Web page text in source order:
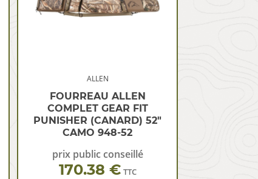
ALLEN
FOURREAU ALLEN
COMPLET GEAR FIT
PUNISHER (CANARD) 52″
CAMO 948-52
prix public conseillé
170.38 € TTC